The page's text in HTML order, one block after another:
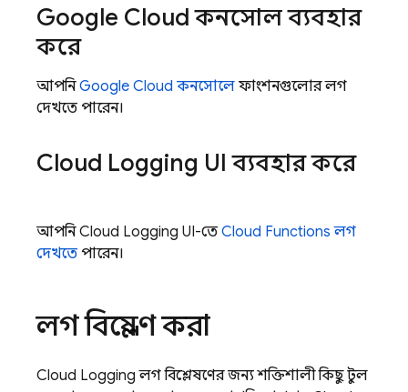
Google Cloudকনসোল ব্যবহার
করে
আপনিGoogle Cloud কনসোলে ফাংশনগুলোর লগ
দেখতে পারেন।
Cloud Logging UI ব্যবহার করে
আপনিCloud Logging UI-তে Cloud Functions লগ
দেখতে পারেন।
লগ বিশ্লেষণ করা
Cloud Logging লগ বিশ্লেষণের জন্য শক্তিশালী কিছু টুল